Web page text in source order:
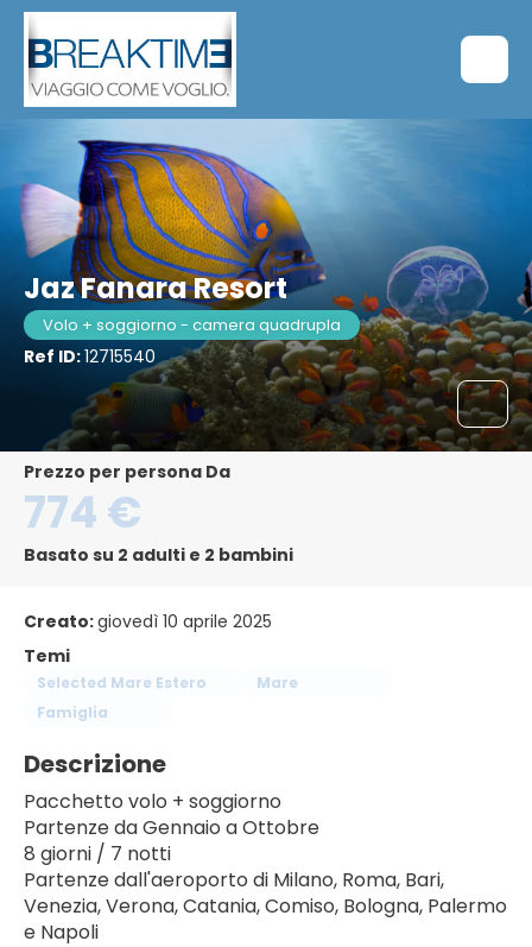
Jaz Fanara Resort
Volo + soggiorno - camera quadrupla
Ref ID:12715540
Prezzo per persona Da
774 €
Basato su 2 adulti e 2 bambini
Creato:giovedì 10 aprile 2025
Temi
Selected Mare Estero
Mare
Famiglia
Descrizione
Pacchetto volo + soggiorno
Partenze da Gennaio a Ottobre
8 giorni / 7 notti
Partenze dall'aeroporto di Milano, Roma, Bari,
Venezia, Verona, Catania, Comiso, Bologna, Palermo
e Napoli